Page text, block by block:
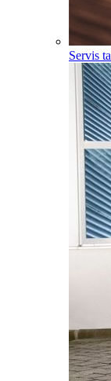
Servis